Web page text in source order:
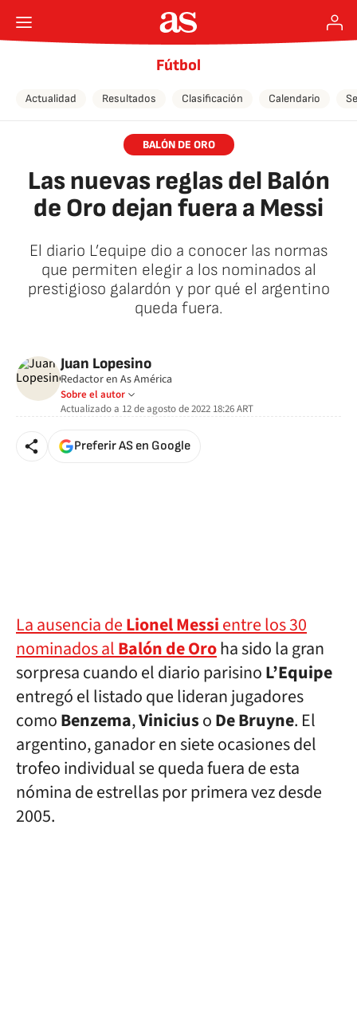
Fútbol
Actualidad Resultados Clasificación Calendario
BALÓN DE ORO
Las nuevas reglas del Balón
de Oro dejan fuera a Messi
El diario L’equipe dio a conocer las normas
que permiten elegir a los nominados al
prestigioso galardón y por qué el argentino
queda fuera.
Juan Lopesino
Redactor en As América
Sobre el autor
Actualizado a 12 de agosto de 2022 18:26ART
Preferir AS en Google
La ausencia deLionel Messientre los 30
nominados alBalón de Oroha sido la gran
sorpresa cuando el diario parisinoL’Equipe
entregó el listado que lideran jugadores
comoBenzema,ViniciusoDe Bruyne. El
argentino, ganador en siete ocasiones del
trofeo individual se queda fuera de esta
nómina de estrellas por primera vez desde
2005.